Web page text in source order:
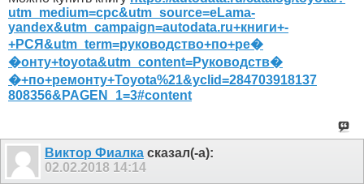
utm_medium=cpc&utm_source=eLama-
yandex&utm_campaign=autodata.ru+книги+-
+РСЯ&utm_term=руководство+по+ре�
�онту+toyota&utm_content=Руководств�
�+по+ремонту+Toyota%21&yclid=284703918137
808356&PAGEN_1=3#content
Виктор Фиалка сказал(-а):
02.02.2018 14:14